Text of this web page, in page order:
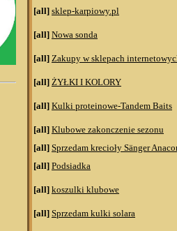
[all] sklep-karpiowy.pl
[all] Nowa sonda
[all] Zakupy w sklepach
[all] ŻYŁKI I KOLORY
[all] Kulki proteinowe-Tandem Baits
[all] Klubowe zakonczenie sezonu
[all] Sprzedam krecioły Sänger
[all] Podsiadka
[all] koszulki klubowe
[all] Sprzedam kulki solara